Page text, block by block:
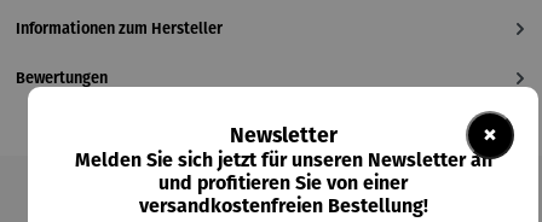
Informationen zum Hersteller
Bewertungen
Produktgalerie überspringen
×
Newsletter
Melden Sie sich jetzt für unseren Newsletter an
und profitieren Sie von einer
versandkostenfreien Bestellung!